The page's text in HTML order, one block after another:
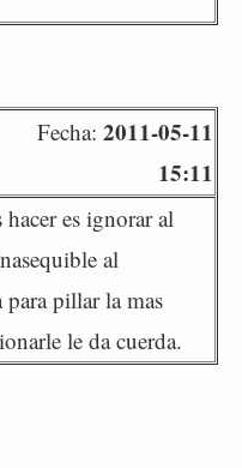
Fecha: 2011-05-11
15:11
es ignorar al
al
pillar la mas
le da cuerda.